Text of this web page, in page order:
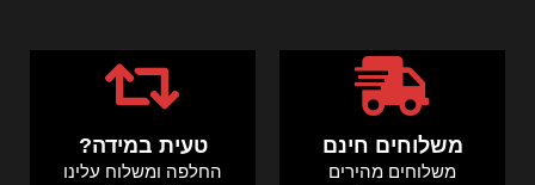
משלוחים חינם
משלוחים מהירים
טעית במידה?
החלפה ומשלוח עלינו